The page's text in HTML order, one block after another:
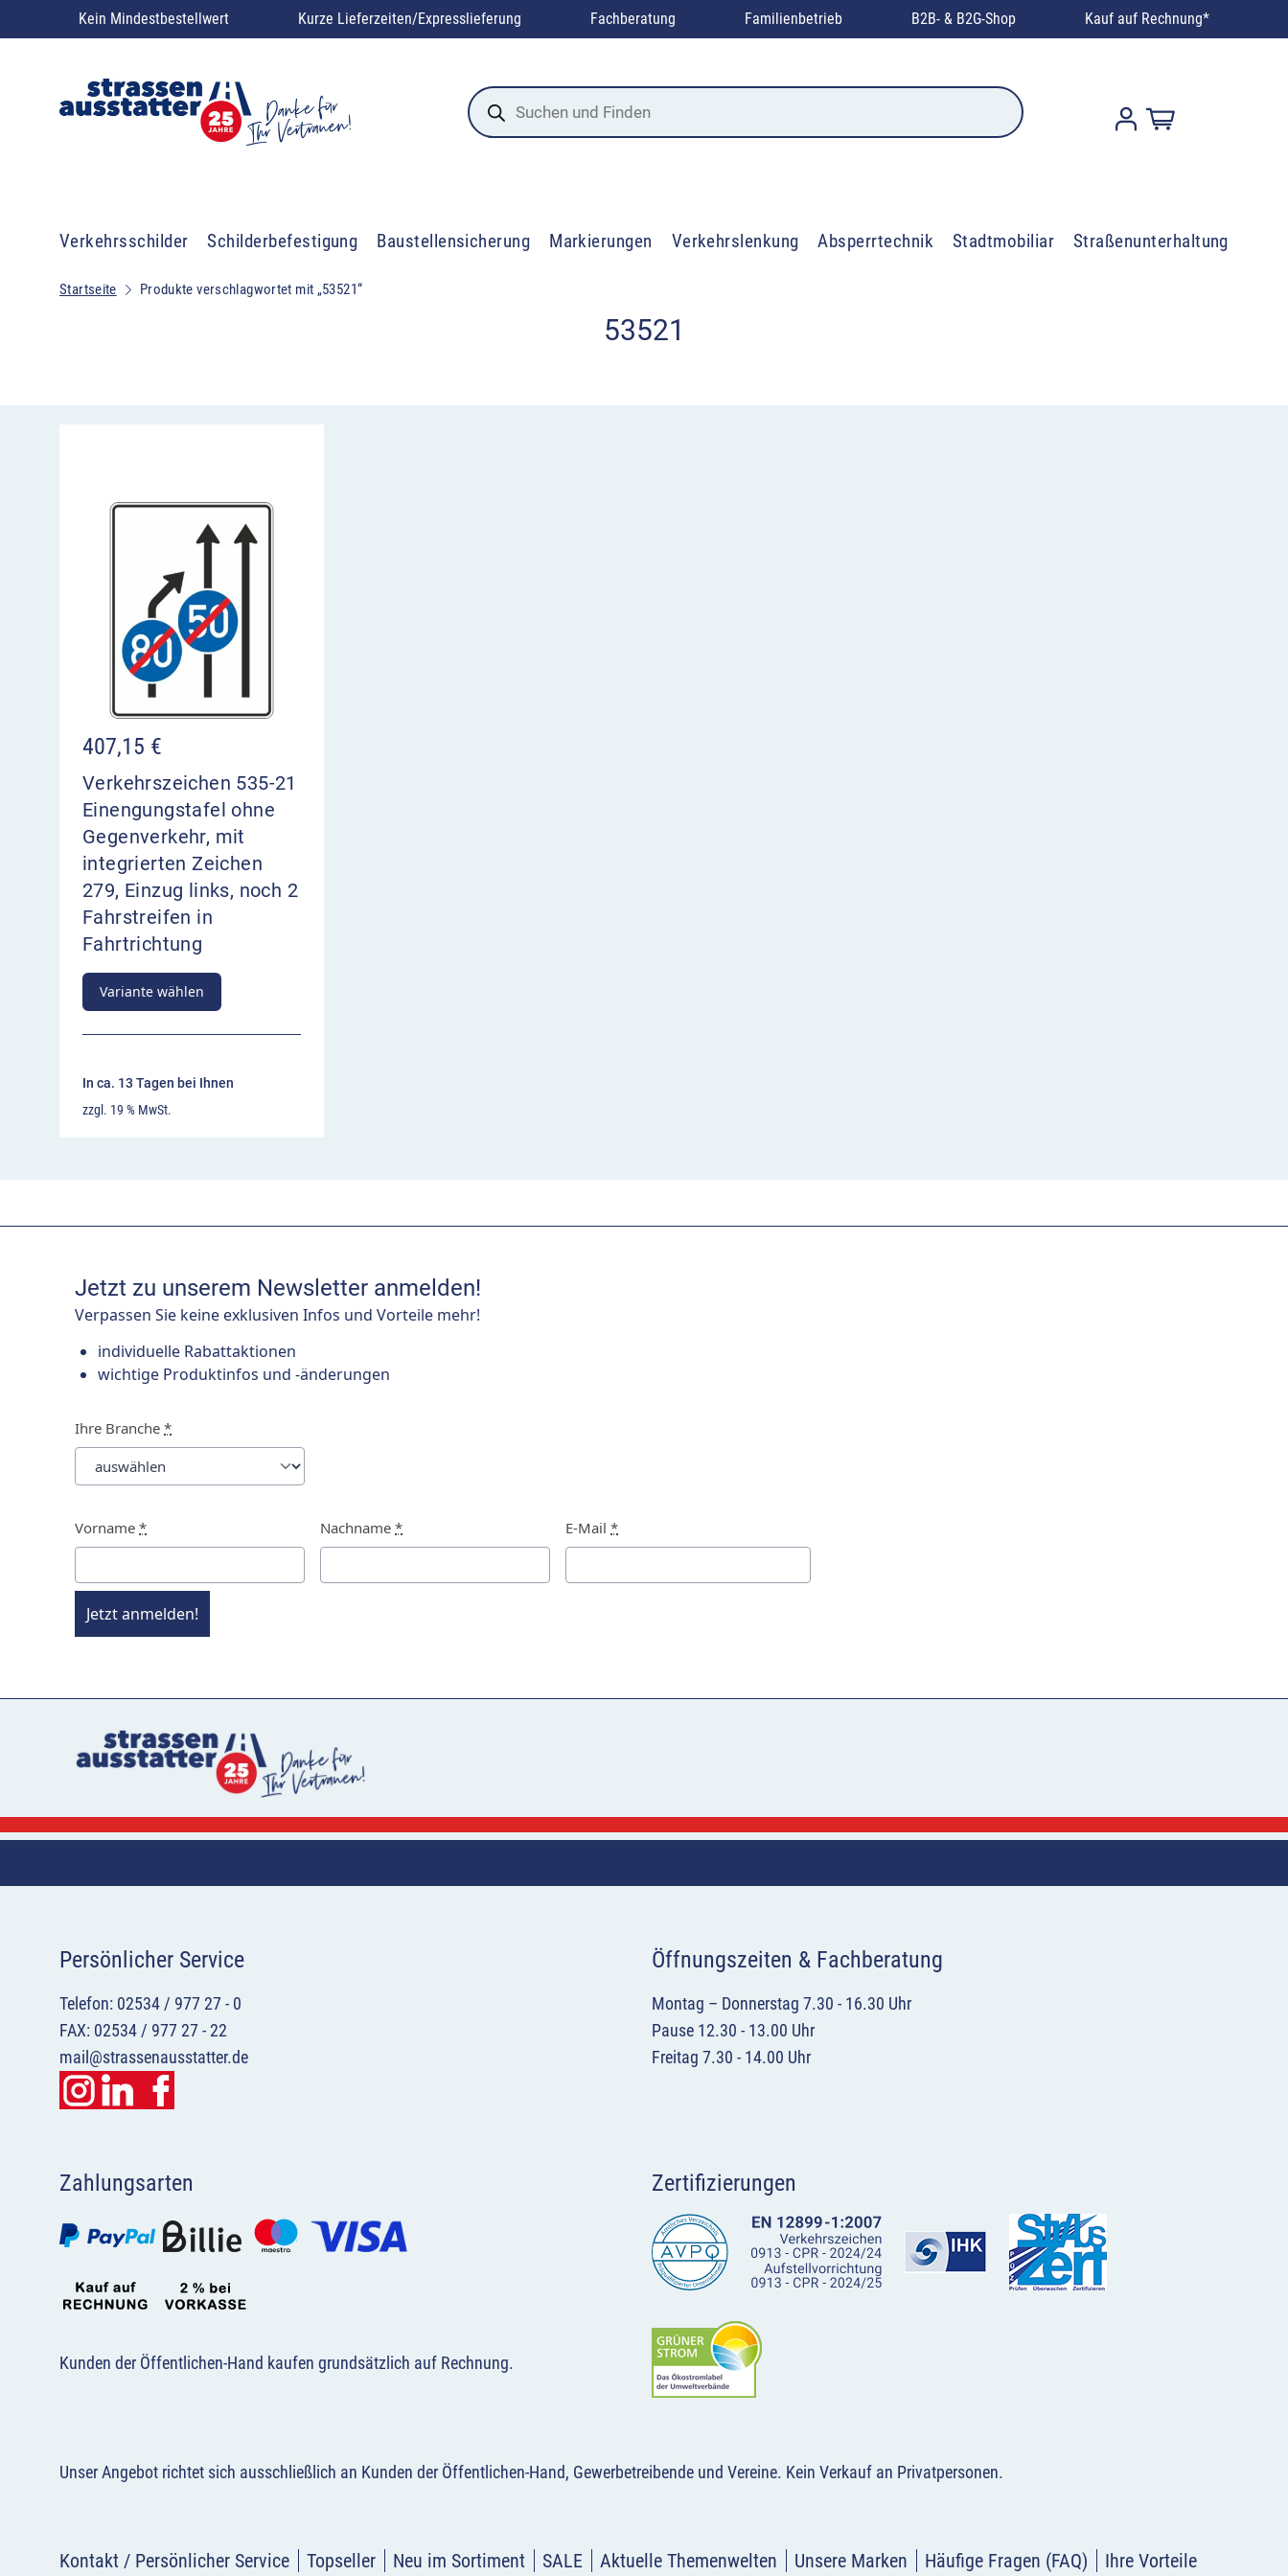
Kein Mindestbestellwert Kurze Lieferzeiten/Expresslieferung Fachberatung Familienbetrieb B2B- & B2G-Shop Kauf auf Rechnung*
Products
search
Verkehrsschilder Schilderbefestigung Baustellensicherung Markierungen Verkehrslenkung Absperrtechnik Stadtmobiliar Straßenunterhaltung
Startseite Produkte verschlagwortet mit „53521“
53521
407,15 €
Verkehrszeichen 535-21
Einengungstafel ohne
Gegenverkehr, mit
integrierten Zeichen
279, Einzug links, noch 2
Fahrstreifen in
Fahrtrichtung
Variante wählen
In ca. 13 Tagen bei Ihnen
zzgl. 19 % MwSt.
Jetzt zu unserem Newsletter anmelden!
Verpassen Sie keine exklusiven Infos und Vorteile mehr!
individuelle Rabattaktionen
wichtige Produktinfos und -änderungen
Ihre Branche *
Vorname * Nachname * E-Mail *
Jetzt anmelden!
Persönlicher Service
Telefon: 02534 / 977 27 - 0
FAX: 02534 / 977 27 - 22
mail@strassenausstatter.de
Öffnungszeiten & Fachberatung
Montag – Donnerstag 7.30 - 16.30 Uhr
Pause 12.30 - 13.00 Uhr
Freitag 7.30 - 14.00 Uhr
Zahlungsarten
Kunden der Öffentlichen-Hand kaufen grundsätzlich auf Rechnung.
Zertifizierungen
Unser Angebot richtet sich ausschließlich an Kunden der Öffentlichen-Hand, Gewerbetreibende und Vereine. Kein Verkauf an Privatpersonen.
Kontakt / Persönlicher Service Topseller Neu im Sortiment SALE Aktuelle Themenwelten Unsere Marken Häufige Fragen (FAQ) Ihre Vorteile